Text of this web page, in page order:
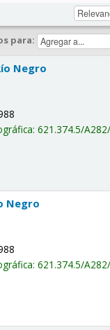
para:
Negro
621.374.5/
Negro
621.374.5/